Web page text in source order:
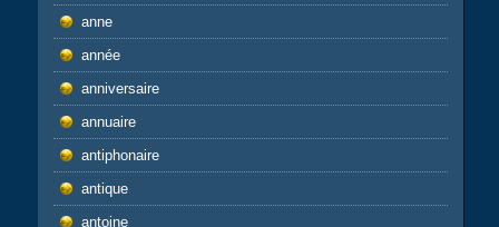
anne
année
anniversaire
annuaire
antiphonaire
antique
antoine